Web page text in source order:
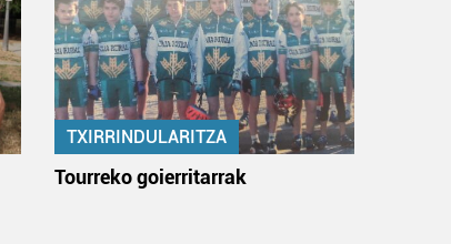
TXIRRINDULARITZA
Tourreko goierritarrak